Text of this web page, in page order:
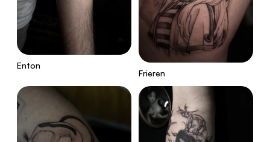
Enton
Frieren